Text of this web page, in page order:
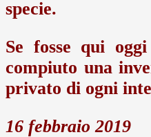
specie.
Se fosse qui
compiuto una
privato di ogni
16 febbraio 2019